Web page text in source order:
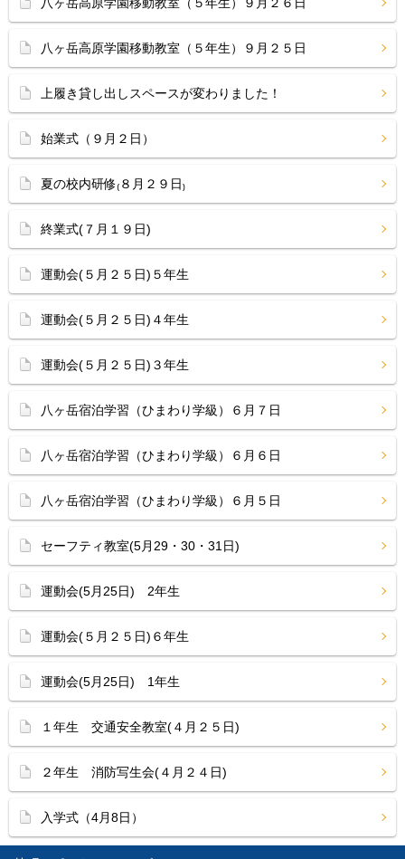
八ヶ岳高原学園移動教室（５年生）９月２５日
上履き貸し出しスペースが変わりました！
始業式（９月２日）
夏の校内研修₍８月２９日₎
終業式(７月１９日)
運動会(５月２５日)５年生
運動会(５月２５日)４年生
運動会(５月２５日)３年生
八ヶ岳宿泊学習（ひまわり学級）６月７日
八ヶ岳宿泊学習（ひまわり学級）６月６日
八ヶ岳宿泊学習（ひまわり学級）６月５日
セーフティ教室(5月29・30・31日)
運動会(5月25日) 2年生
運動会(５月２５日)６年生
運動会(5月25日) 1年生
１年生 交通安全教室(４月２５日)
２年生 消防写生会(４月２４日)
入学式（4月8日）